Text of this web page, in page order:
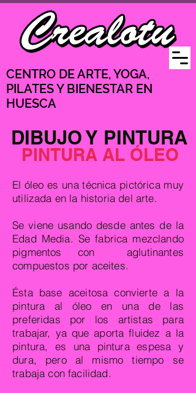
CENTRO DE ARTE, YOGA,
PILATES Y BIENESTAR EN
HUESCA
PINTURA AL ÓLEO
DIBUJO Y PINTURA
El óleo es una técnica pictórica muy
utilizada en la historia del arte.
Se viene usando desde antes de la
Edad Media. Se fabrica mezclando
pigmentos con aglutinantes
compuestos por aceites.
Ésta base aceitosa convierte a la
pintura al óleo en una de las
preferidas por los artistas para
trabajar, ya que aporta fluidez a la
pintura, es una pintura espesa y
dura, pero al mismo tiempo se
trabaja con facilidad.